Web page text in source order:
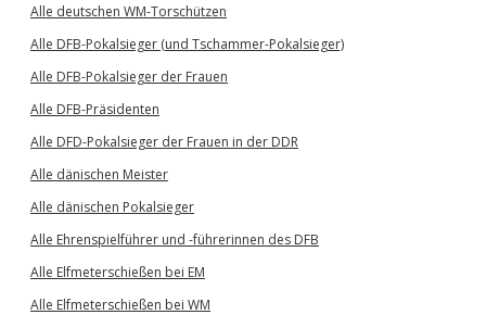
Alle deutschen WM-Torschützen
Alle DFB-Pokalsieger (und Tschammer-Pokalsieger)
Alle DFB-Pokalsieger der Frauen
Alle DFB-Präsidenten
Alle DFD-Pokalsieger der Frauen in der DDR
Alle dänischen Meister
Alle dänischen Pokalsieger
Alle Ehrenspielführer und -führerinnen des DFB
Alle Elfmeterschießen bei EM
Alle Elfmeterschießen bei WM